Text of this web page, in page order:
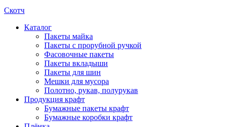
Скотч
Каталог
Пакеты майка
Пакеты с прорубной ручкой
Фасовочные пакеты
Пакеты вкладыши
Пакеты для шин
Мешки для мусора
Полотно, рукав, полурукав
Продукция крафт
Бумажные пакеты крафт
Бумажные коробки крафт